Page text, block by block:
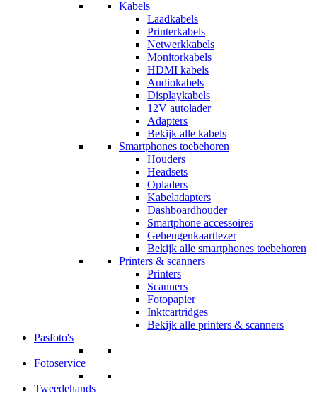
Kabels
Laadkabels
Printerkabels
Netwerkkabels
Monitorkabels
HDMI kabels
Audiokabels
Displaykabels
12V autolader
Adapters
Bekijk alle kabels
Smartphones toebehoren
Houders
Headsets
Opladers
Kabeladapters
Dashboardhouder
Smartphone accessoires
Geheugenkaartlezer
Bekijk alle smartphones toebehoren
Printers & scanners
Printers
Scanners
Fotopapier
Inktcartridges
Bekijk alle printers & scanners
Pasfoto's
Fotoservice
Tweedehands